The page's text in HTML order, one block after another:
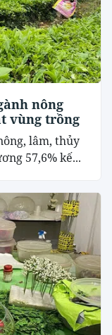
nông
vùng trồng
lâm, thủy
57,6% kế...